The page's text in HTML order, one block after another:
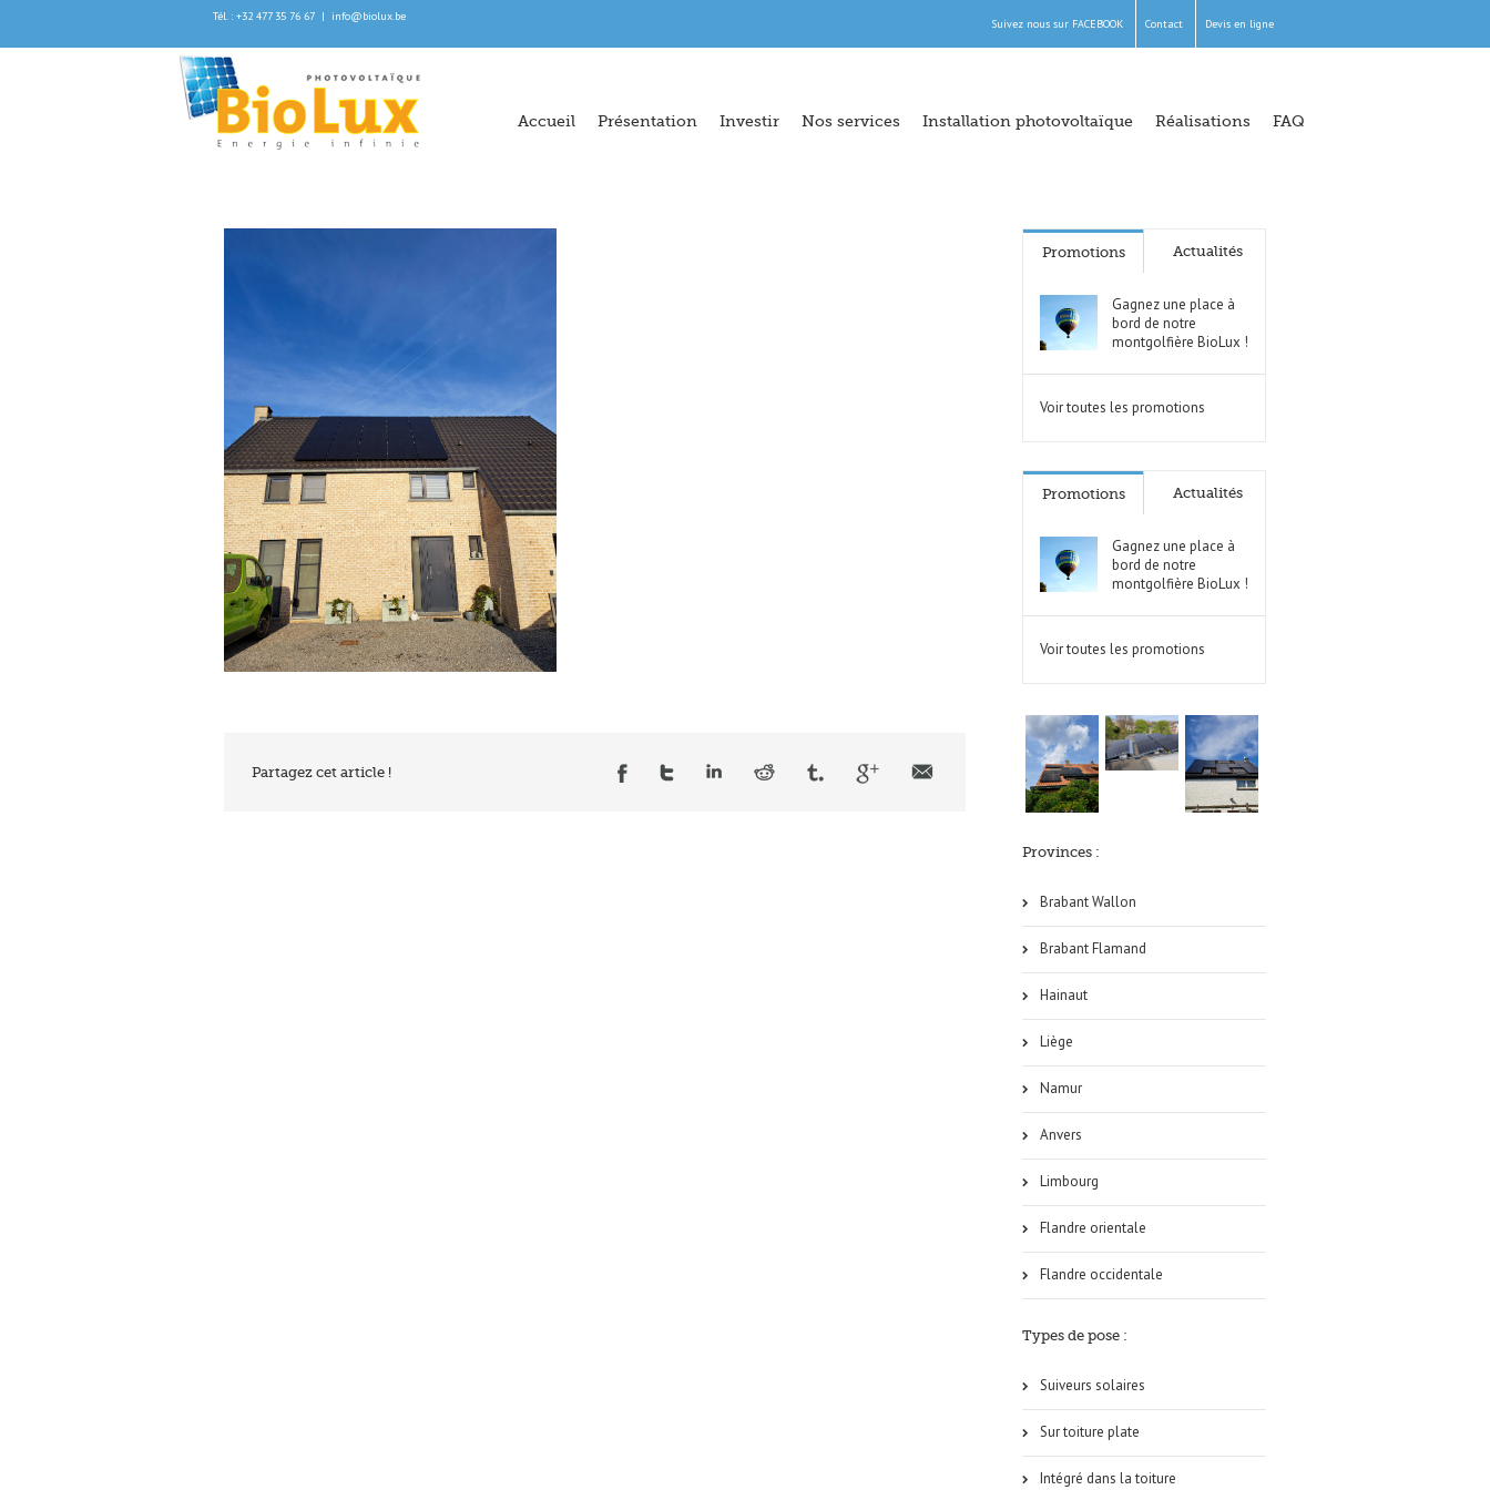
Tél. : +32 477 35 76 67 | info@biolux.be
Suivez nous sur FACEBOOK Contact Devis en ligne
Accueil Présentation Investir Nos services Installation photovoltaïque Réalisations FAQ
Partagez cet article !
Promotions Actualités
Gagnez une place à
bord de notre
montgolfière BioLux !
Voir toutes les promotions
Promotions Actualités
Gagnez une place à
bord de notre
montgolfière BioLux !
Voir toutes les promotions
Provinces :
Brabant Wallon
Brabant Flamand
Hainaut
Liège
Namur
Anvers
Limbourg
Flandre orientale
Flandre occidentale
Types de pose :
Suiveurs solaires
Sur toiture plate
Intégré dans la toiture